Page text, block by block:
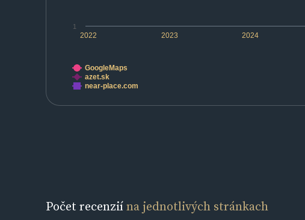
2022 2023 2024
1
GoogleMaps
azet.sk
near-place.com
Počet recenziína jednotlivých stránkach